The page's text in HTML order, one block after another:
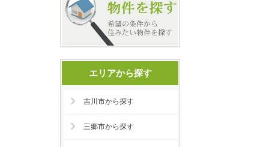
エリアから探す
吉川市から探す
三郷市から探す